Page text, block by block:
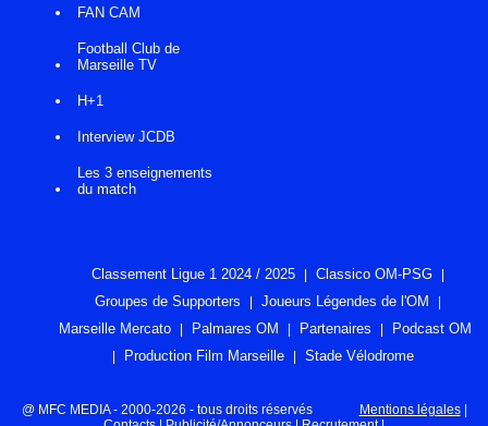
FAN CAM
Football Club de
Marseille TV
H+1
Interview JCDB
Les 3 enseignements
du match
Classement Ligue 1 2024 / 2025
Classico OM-PSG
Groupes de Supporters
Joueurs Légendes de l'OM
Marseille Mercato
Palmares OM Partenaires
Podcast OM
Production Film Marseille
Stade Vélodrome
@ MFC MEDIA - 2000-2026 - tous droits réservés Mentions légales|